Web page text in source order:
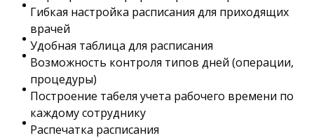
Гибкая настройка расписания для приходящих
врачей
Удобная таблица для расписания
Возможность контроля типов дней (операции,
процедуры)
Построение табеля учета рабочего времени по
каждому сотруднику
Распечатка расписания